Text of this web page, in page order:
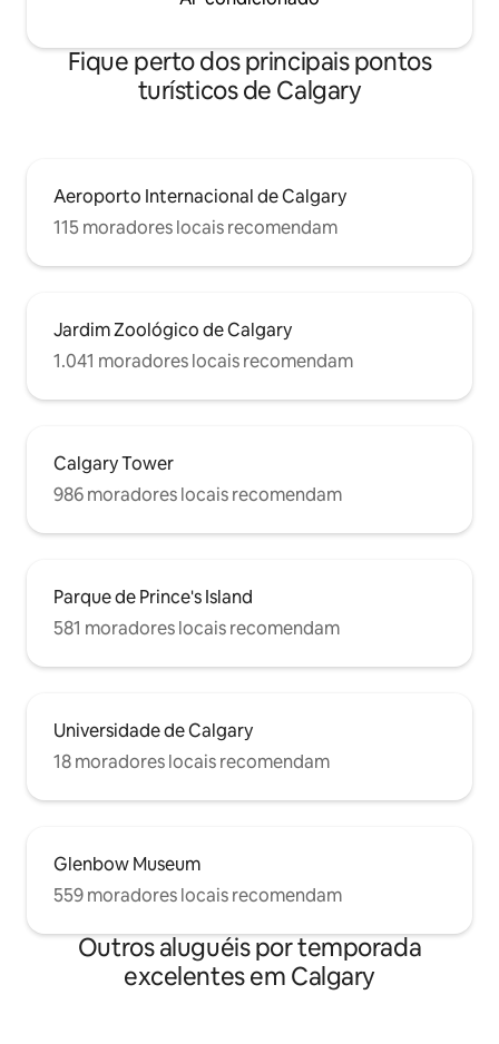
Fique perto dos principais pontos
turísticos de Calgary
Aeroporto Internacional de Calgary
115 moradores locais recomendam
Jardim Zoológico de Calgary
1.041 moradores locais recomendam
Calgary Tower
986 moradores locais recomendam
Parque de Prince's Island
581 moradores locais recomendam
Universidade de Calgary
18 moradores locais recomendam
Glenbow Museum
559 moradores locais recomendam
Outros aluguéis por temporada
excelentes em Calgary